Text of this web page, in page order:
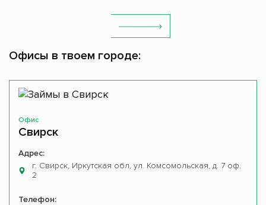
Офисы в твоем городе:
Офис
Свирск
Адрес:
г. Свирск, Иркутская обл, ул. Комсомольская, д. 7 оф.
2
Телефон: